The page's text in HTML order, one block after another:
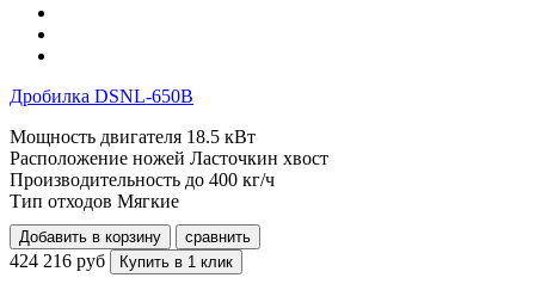
Дробилка DSNL-650B
Мощность двигателя 18.5 кВт
Расположение ножей Ласточкин хвост
Производительность до 400 кг/ч
Тип отходов Мягкие
Добавить в корзину сравнить
424 216 руб Купить в 1 клик